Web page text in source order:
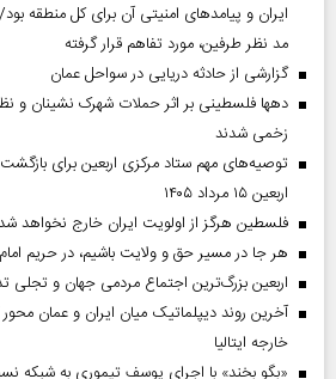
ایران و پیامد‌های امنیتی آن برای کل منطقه
مد نظر طرفین، مورد تفاهم قرار گرفته
گزارشی از حادثه دریایی در سواحل عمان
دهها فلسطینی بر اثر حملات شهرک نشینان و
زخمی شدند
توصیه‌های مهم ستاد مرکزی اربعین برای
اربعین ۱۵ مرداد ۱۴۰۵
فلسطین هرگز از اولویت ایران خارج نخواهد
هر جا در مسیر حق و ولایت باشیم، در حریم
اربعین بزرگ‌ترین اجتماع مردمی جهان و تجلی
آخرین روند دیپلماتیک میان ایران و عمان
خارجه ایتالیا
«بگو بخند» با اجرای یوسف تیموری به شبکه